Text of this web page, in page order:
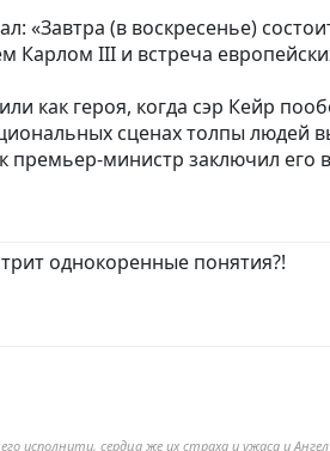
«Завтра (в воскресенье)
Карлом III и встреча
как героя, когда сэр Кейр
сценах толпы людей
премьер-министр заключил его
однокоренные понятия?!
исполнити, сердца же их страха и ужаса и Ангел